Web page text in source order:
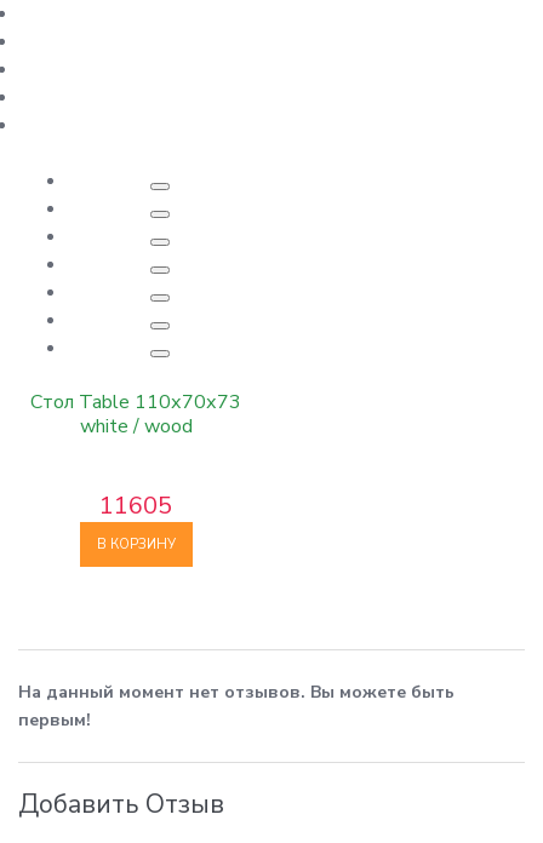
Стол Table 110х70х73
white / wood
11605
В КОРЗИНУ
На данный момент нет отзывов. Вы можете быть
первым!
Добавить Отзыв